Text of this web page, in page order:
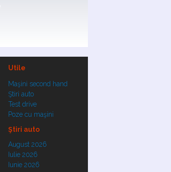
Utile
Maşini second hand
Ştiri auto
Test drive
Poze cu maşini
Ştiri auto
August 2026
Iulie 2026
Iunie 2026